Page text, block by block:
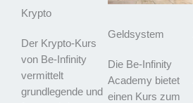
Krypto
Der Krypto-Kurs
von Be-Infinity
vermittelt
grundlegende und
Geldsystem
Die Be-Infinity
Academy bietet
einen Kurs zum